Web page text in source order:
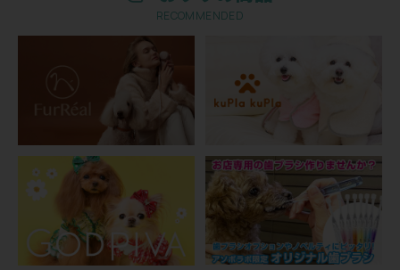
RECOMMENDED